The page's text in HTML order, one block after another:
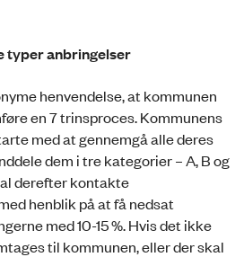
typer anbringelser
henvendelse, at kommunen
en 7 trinsproces. Kommunens
med at gennemgå alle deres
dem i tre kategorier – A, B og
derefter kontakte
henblik på at få nedsat
med 10-15 %. Hvis det ikke
til kommunen, eller der skal